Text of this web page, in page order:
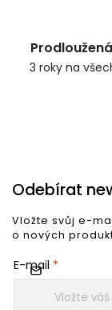
3 roky na
Odebírat
Vložte svůj e-
o nových
E-mail